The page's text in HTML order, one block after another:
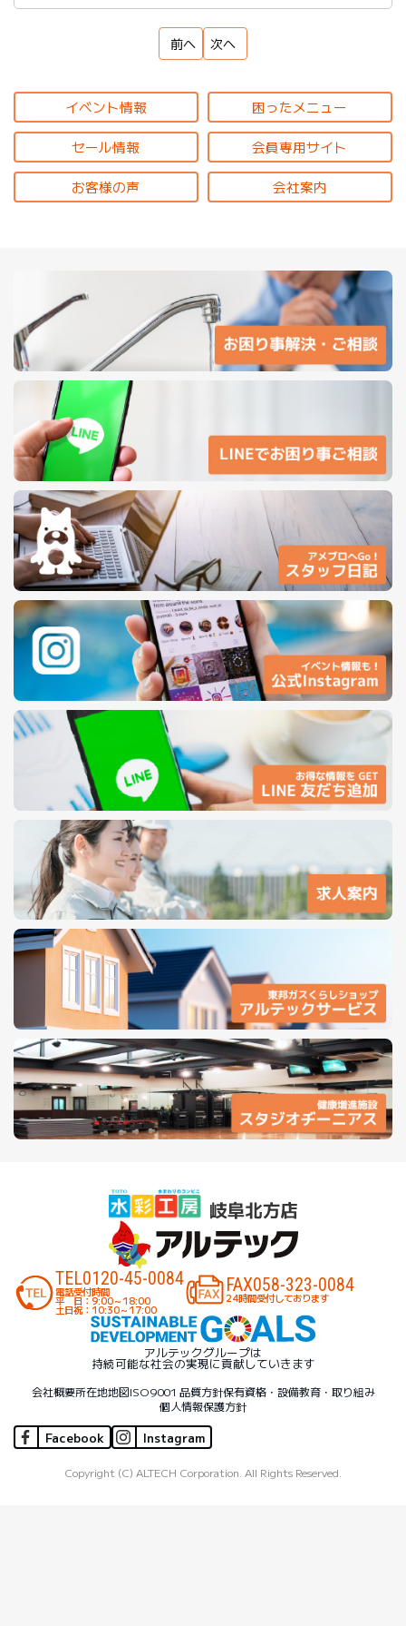
前へ 次へ
イベント情報 困ったメニュー
セール情報 会員専用サイト
お客様の声 会社案内
TEL0120-45-0084
電話受付時間
平 日：9:00～18:00
土日祝：10:30～17:00
FAX058-323-0084
24時間受付しております
アルテックグループは
持続可能な社会の実現に貢献していきます
会社概要所在地地図ISO9001 品質方針保有資格・設備教育・取り組み
個人情報保護方針
Facebook Instagram
Copyright (C) ALTECH Corporation. All Rights Reserved.